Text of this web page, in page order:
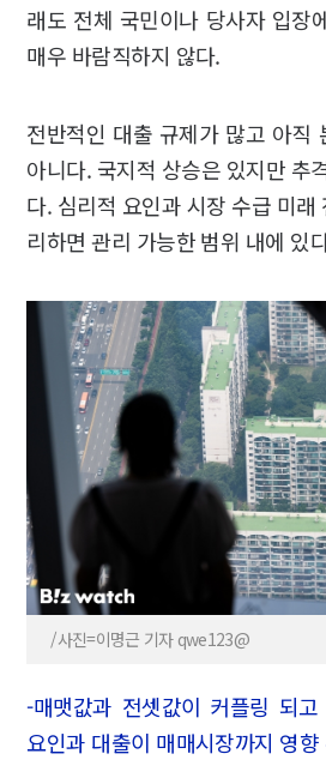
래도 전체 국민이나 당사자 입장
매우 바람직하지 않다.
전반적인 대출 규제가 많고 아직
아니다. 국지적 상승은 있지만 추
다. 심리적 요인과 시장 수급 미
리하면 관리 가능한 범위 내에 있
/사진=이명근 기자 qwe123@
-매맷값과 전셋값이 커플링 되
요인과 대출이 매매시장까지 영